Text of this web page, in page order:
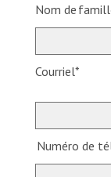
Nom de
Courriel*
Numéro de